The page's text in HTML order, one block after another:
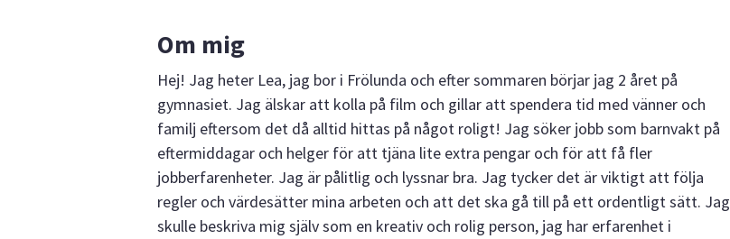
Om mig
Hej! Jag heter Lea, jag bor i Frölunda och efter sommaren börjar jag 2 året på
gymnasiet. Jag älskar att kolla på film och gillar att spendera tid med vänner och
familj eftersom det då alltid hittas på något roligt! Jag söker jobb som barnvakt på
eftermiddagar och helger för att tjäna lite extra pengar och för att få fler
jobberfarenheter. Jag är pålitlig och lyssnar bra. Jag tycker det är viktigt att följa
regler och värdesätter mina arbeten och att det ska gå till på ett ordentligt sätt. Jag
skulle beskriva mig själv som en kreativ och rolig person, jag har erfarenhet i